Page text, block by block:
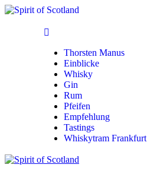
Thorsten Manus
Einblicke
Whisky
Gin
Rum
Pfeifen
Empfehlung
Tastings
Whiskytram Frankfurt